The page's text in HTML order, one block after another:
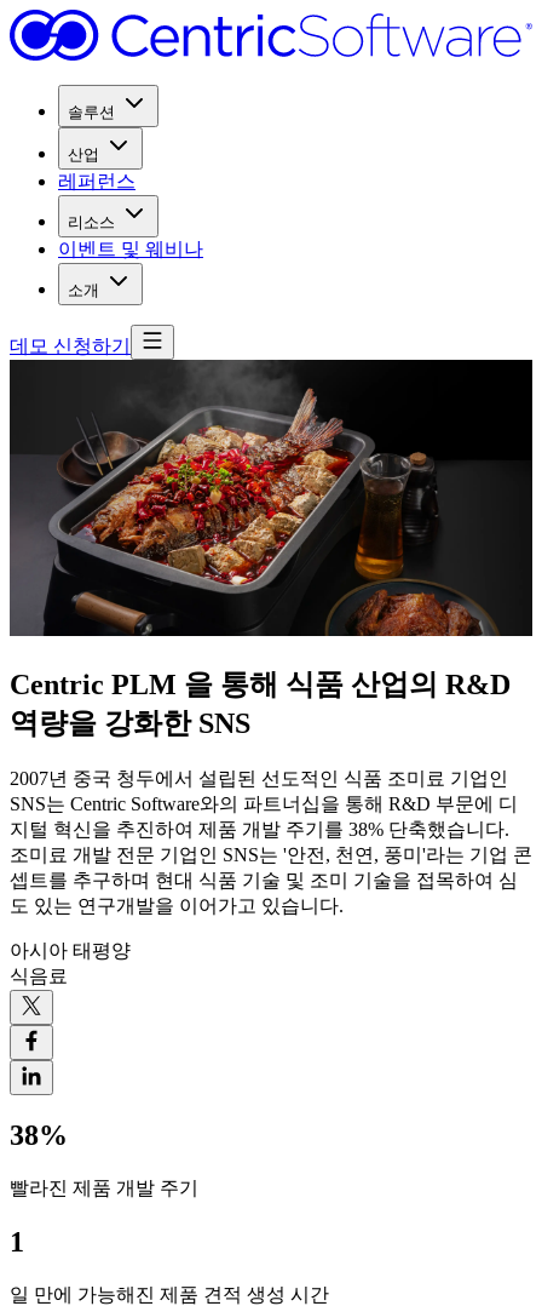
솔루션
산업
레퍼런스
리소스
이벤트 및 웨비나
소개
데모 신청하기
Centric PLM 을 통해 식품 산업의 R&D
역량을 강화한 SNS
2007년 중국 청두에서 설립된 선도적인 식품 조미료 기업인
SNS는 Centric Software와의 파트너십을 통해 R&D 부문에 디
지털 혁신을 추진하여 제품 개발 주기를 38% 단축했습니다.
조미료 개발 전문 기업인 SNS는 '안전, 천연, 풍미'라는 기업 콘
셉트를 추구하며 현대 식품 기술 및 조미 기술을 접목하여 심
도 있는 연구개발을 이어가고 있습니다.
아시아 태평양
식음료
38%
빨라진 제품 개발 주기
1
일 만에 가능해진 제품 견적 생성 시간